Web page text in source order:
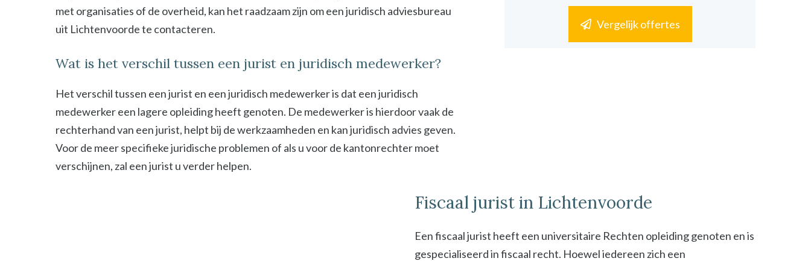
met organisaties of de overheid, kan het raadzaam zijn om een juridisch adviesbureau
uit Lichtenvoorde te contacteren.
Wat is het verschil tussen een jurist en juridisch medewerker?
Het verschil tussen een jurist en een juridisch medewerker is dat een juridisch
medewerker een lagere opleiding heeft genoten. De medewerker is hierdoor vaak de
rechterhand van een jurist, helpt bij de werkzaamheden en kan juridisch advies geven.
Voor de meer specifieke juridische problemen of als u voor de kantonrechter moet
verschijnen, zal een jurist u verder helpen.
Vergelijk offertes
Fiscaal jurist in Lichtenvoorde
Een fiscaal jurist heeft een universitaire Rechten opleiding genoten en is
gespecialiseerd in fiscaal recht. Hoewel iedereen zich een